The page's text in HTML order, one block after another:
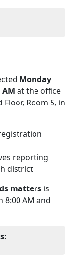
Monday
at the office
Room 5, in
reporting
district
matters is
8:00 AM and